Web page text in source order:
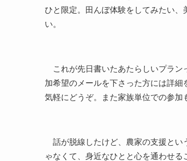
ひと限定。田んぼ体験をしてみたい
い。
これが先日書いたあたらしいプラン
加希望のメールを下さった方には詳
気軽にどうぞ。また家族単位での参加
話が脱線したけど、農家の支援とい
ゃなくて、身近なひとと心を通わせ